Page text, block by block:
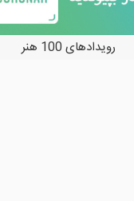
رویدادهای 100 هنر